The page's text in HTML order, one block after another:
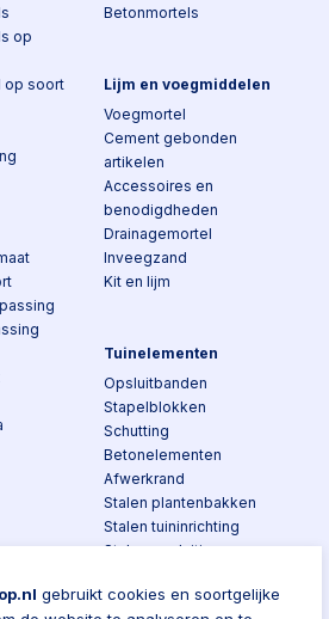
op
op soort
Betonmortels
Lijm en voegmiddelen
Voegmortel
Cement gebonden
artikelen
Accessoires en
benodigdheden
Drainagemortel
Inveegzand
Kit en lijm
Tuinelementen
Opsluitbanden
Stapelblokken
Schutting
Betonelementen
Afwerkrand
Stalen plantenbakken
Stalen tuininrichting
Stalen opsluiting
Composiet
gebruikt cookies en soortgelijke